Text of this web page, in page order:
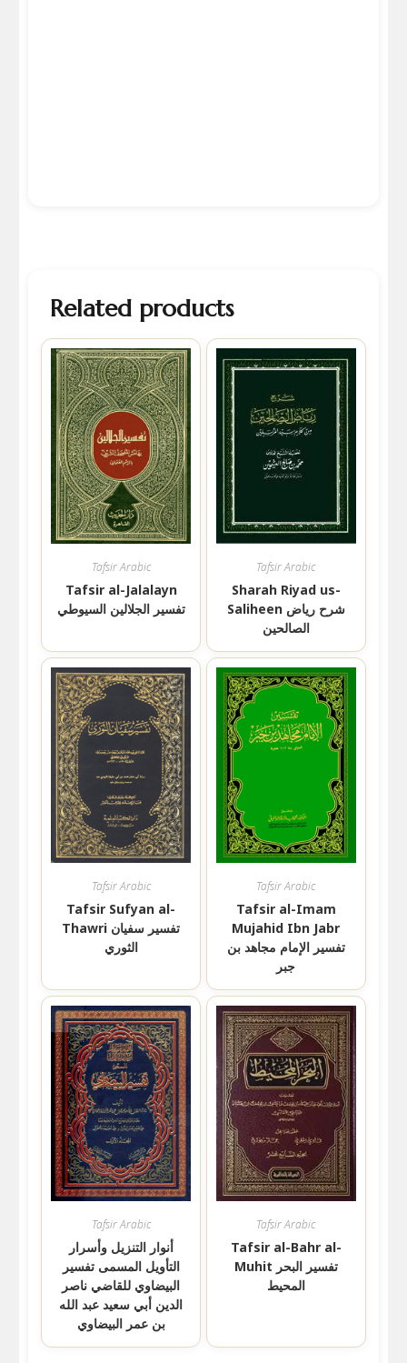
Related products
Tafsir Arabic
Tafsir al-Jalalayn
تفسير الجلالين السيوطي
Tafsir Arabic
Sharah Riyad us-
Saliheen شرح رياض
الصالحين
Tafsir Arabic
Tafsir Sufyan al-
Thawri تفسير سفيان
الثوري
Tafsir Arabic
Tafsir al-Imam
Mujahid Ibn Jabr
تفسير الإمام مجاهد بن
جبر
Tafsir Arabic
أنوار التنزيل وأسرار
التأويل المسمى تفسير
البيضاوي للقاضي ناصر
الدين أبي سعيد عبد الله
بن عمر البيضاوي
Tafsir Arabic
Tafsir al-Bahr al-
Muhit تفسير البحر
المحيط